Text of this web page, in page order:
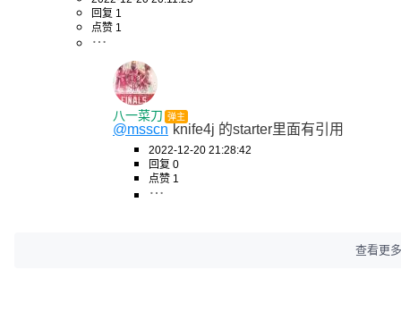
回复 1
点赞 1
八一菜刀 弹主
@msscn knife4j 的starter里面有引用
2022-12-20 21:28:42
回复 0
点赞 1
查看更